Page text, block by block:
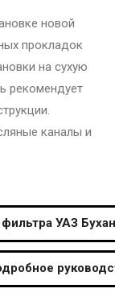
новой
прокладок
на сухую
рекомендует
каналы и
УАЗ